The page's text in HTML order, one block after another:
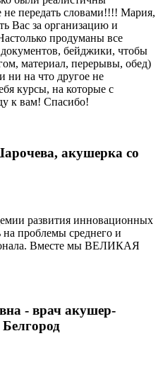
не передать словами!!!! Мария,
Вас за организацию и
продуманы все
бейджики, чтобы
материал, перерывы, обед)
ни на что другое не
курсы, на которые с
к вам! Спасибо!
акушерка со
развития инновационных
на проблемы среднего и
Вместе мы ВЕЛИКАЯ
- врач акушер-
Белгород